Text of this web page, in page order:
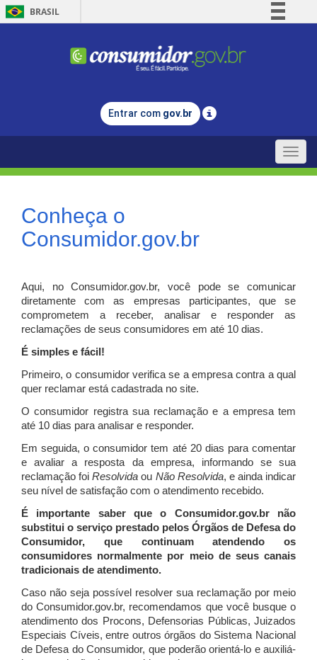
BRASIL
Comunica BR
Legislação
Entrar com gov.br
Toggle
Conheça o
Consumidor.gov.br
Aqui, no Consumidor.gov.br, você pode se comunicar
diretamente com as empresas participantes, que se
comprometem a receber, analisar e responder as
reclamações de seus consumidores em até 10 dias.
É simples e fácil!
Primeiro, o consumidor verifica se a empresa contra a qual
quer reclamar está cadastrada no site.
O consumidor registra sua reclamação e a empresa tem
até 10 dias para analisar e responder.
Em seguida, o consumidor tem até 20 dias para comentar
e avaliar a resposta da empresa, informando se sua
reclamação foiResolvida ou Não Resolvida, e ainda indicar
seu nível de satisfação com o atendimento recebido.
É importante saber que o Consumidor.gov.br não
substitui o serviço prestado pelos Órgãos de Defesa do
Consumidor, que continuam atendendo os
consumidores normalmente por meio de seus canais
tradicionais de atendimento.
Caso não seja possível resolver sua reclamação por meio
do Consumidor.gov.br, recomendamos que você busque o
atendimento dos Procons, Defensorias Públicas, Juizados
Especiais Cíveis, entre outros órgãos do Sistema Nacional
de Defesa do Consumidor, que poderão orientá-lo e auxiliá-